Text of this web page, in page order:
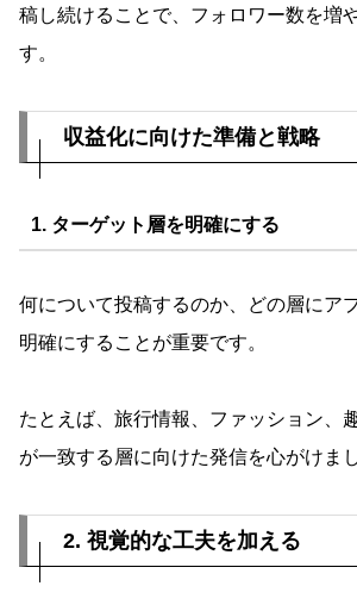
稿し続けることで、フォロワー数を増
す。
収益化に向けた準備と戦略
1. ターゲット層を明確にする
何について投稿するのか、どの層にア
明確にすることが重要です。
たとえば、旅行情報、ファッション、
が一致する層に向けた発信を心がけま
2. 視覚的な工夫を加える